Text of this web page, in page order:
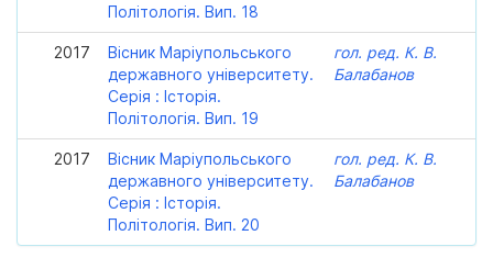
Політологія. Вип. 18
2017
Вісник Маріупольського
державного університету.
Серія : Історія.
Політологія. Вип. 19
гол. ред. К. В.
Балабанов
2017
Вісник Маріупольського
державного університету.
Серія : Історія.
Політологія. Вип. 20
гол. ред. К. В.
Балабанов